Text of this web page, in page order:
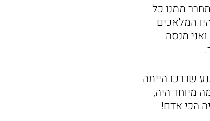
ממנו כל
המלאכים
מנסה
שדרכו הייתה
מיוחד היה,
הכי אדם!